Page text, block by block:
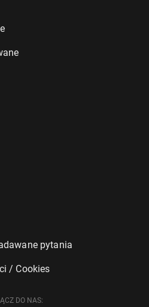
pytania
/ Cookies
DO NAS: